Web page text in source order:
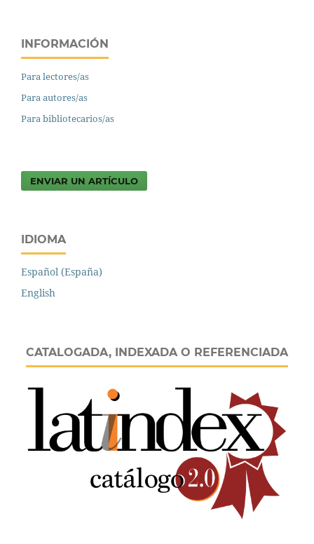
INFORMACIÓN
Para lectores/as
Para autores/as
Para bibliotecarios/as
ENVIAR UN ARTÍCULO
IDIOMA
Español (España)
English
CATALOGADA, INDEXADA O REFERENCIADA